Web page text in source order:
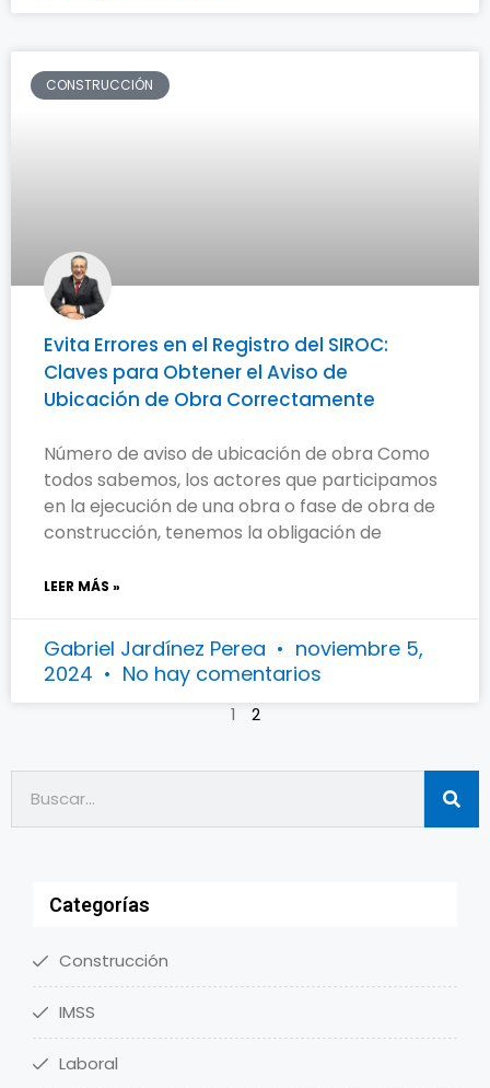
CONSTRUCCIÓN
Evita Errores en el Registro del SIROC:
Claves para Obtener el Aviso de
Ubicación de Obra Correctamente
Número de aviso de ubicación de obra Como
todos sabemos, los actores que participamos
en la ejecución de una obra o fase de obra de
construcción, tenemos la obligación de
LEER MÁS »
Gabriel Jardínez Perea
noviembre 5,
2024
No hay comentarios
1 2
Categorías
Construcción
IMSS
Laboral